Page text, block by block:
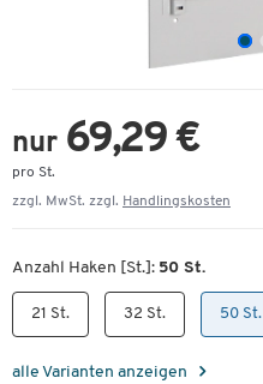
nur 69,29 €
pro St.
zzgl. MwSt. zzgl. Handlingskosten
Anzahl Haken [St.]: 50 St.
21 St. 32 St. 50 St.
alle Varianten anzeigen